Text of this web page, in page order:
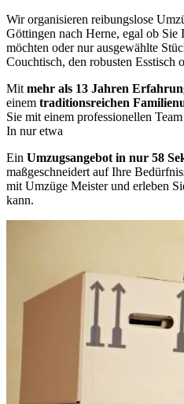
Wir organisieren reibungslose
Göttingen nach Herne, egal ob Sie
möchten oder nur ausgewählte
Couchtisch, den robusten Esstisch
Mit mehr als 13 Jahren
einem traditionsreichen
Sie mit einem professionellen
In nur etwa
Ein Umzugsangebot in nur 58
maßgeschneidert auf Ihre
mit Umzüge Meister und erleben
kann.